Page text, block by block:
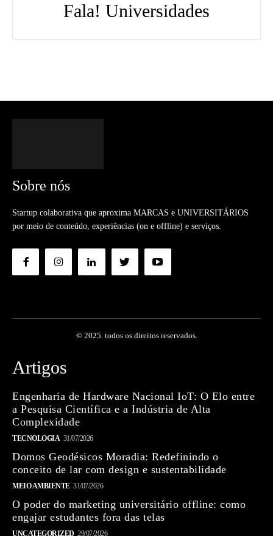
Fala! Universidades
Sobre nós
Startup colaborativa que aproxima MARCAS e UNIVERSITÁRIOS
por meio de conteúdo, experiências (on e offline) e serviços.
© 2025. todos os direitos reservados.
Artigos
Engenharia de Hardware Nacional IoT: O Elo entre
a Pesquisa Científica e a Indústria de Alta
Complexidade
TECNOLOGIA 31/07/2026
Domos Geodésicos Moradia: Redefinindo o
conceito de lar com design e sustentabilidade
MEIO AMBIENTE 31/07/2026
O poder do marketing universitário offline: como
engajar estudantes fora das telas
UNCATEGORIZED 29/07/2026